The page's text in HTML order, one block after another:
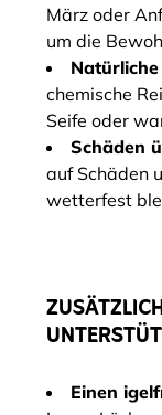
März oder
um die
chemische
Seife oder
Schäden
auf Schäden
wetterfest
Einen